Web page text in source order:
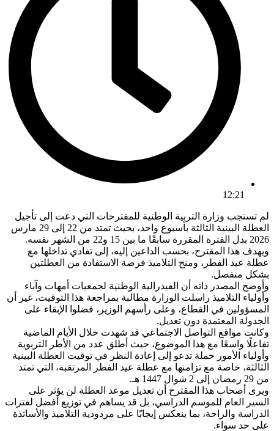
12:21
لم تستجب وزارة التربية الوطنية للمقترحات التي دعت إلى تأجيل
العطلة البينية الثالثة بأسبوع واحد، بحيث تمتد من 22 إلى 29 مارس
2026 بدل الفترة المقررة سابقًا ما بين 15 و22 من الشهر نفسه.
ويهدف هذا المقترح، بحسب الداعين إليه، إلى تفادي تداخلها مع
عطلة عيد الفطر، ومنح التلاميذ فرصة الاستفادة من العطلتين
بشكل منفصل.
وأوضح المصدر ذاته أن الفيدرالية الوطنية لجمعيات أمهات وآباء
وأولياء التلاميذ راسلت الوزارة مطالبة بمراجعة هذا التوقيت، غير أن
المسؤولين في القطاع، وعلى رأسهم الوزير، فضلوا الإبقاء على
الجدولة المعتمدة دون تعديل.
وكانت مواقع التواصل الاجتماعي قد شهدت خلال الأيام الماضية
تفاعلًا واسعًا مع هذا الموضوع، حيث أطلق عدد من الأطر التربوية
وأولياء الأمور حملة تدعو إلى إعادة النظر في توقيت العطلة البينية
الثالثة، خاصة مع تزامنها مع عطلة عيد الفطر المرتقبة، التي تمتد
من 29 رمضان إلى 2 شوال 1447 هـ.
ويرى أصحاب هذا المقترح أن تعديل موعد العطلة لن يؤثر على
السير العام للموسم الدراسي، بل قد يساهم في توزيع أفضل لفترات
الدراسة والراحة، بما ينعكس إيجابًا على مردودية التلاميذ والأساتذة
على حد سواء.